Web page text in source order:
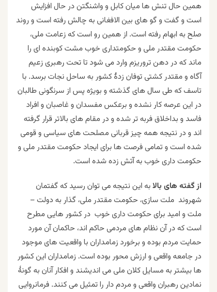
همین حال تنش ها میان کابل و واشنگتن در حال افزایش
است و گفت و گو های بین الافغانی به چالش رفته است و روند
صلح به ابهام رفته است. از همین رو است که زعامت ملی،
حکومت مقتدر ملی و حکومتداری خوب مشت کوبنده ای را
ماند که در دهن تروریزم وارد می شود تا تحت رهبری زعیم
آگاه و مقتدر کشتی توفان زدۀ کشور به ساحل نجات برسد. با
تاسف که طی سال های گذشته و بویژه پس از سرنگونی طالبان
در این عرصه کار نشده و برعکس مفسدان و غاصبان و افراد
فاسد و بداخلاق فربه تر شده و در مقام های بالاتر قرار گرفته
اند و در نتیجه همه چیز قربانی مصلحت های سیاسی و قومی
شده است و تمامی فرصت ها برای ایجاد حکومت مقتدر ملی و
حکومت داری خوب به آتش زده شده است.
از گفته های بالا به این نتیجه می توان رسید که گفتمان
شهروند ملت سازی، حکومت مقتدر ملی، گذار به دولت –
ملت و امید برای حکومت داری خوب در کشور هایی مطرح
است که در آن نظام های مردمی حاکم اند، حاکمان آن مورد
حمایت مردم بوده و برخورد زمامداران با واقعیت های موجود
در جامعه واقعی و ارزش محور بوده است. زمامداران این کشور
ها بیشتر به مسایل کلان ملی می اندیشند و افکار آنان به گونۀ
نمادین رهبران واقعی و مردم دار را تمثیل می کنند. فرمانروایی